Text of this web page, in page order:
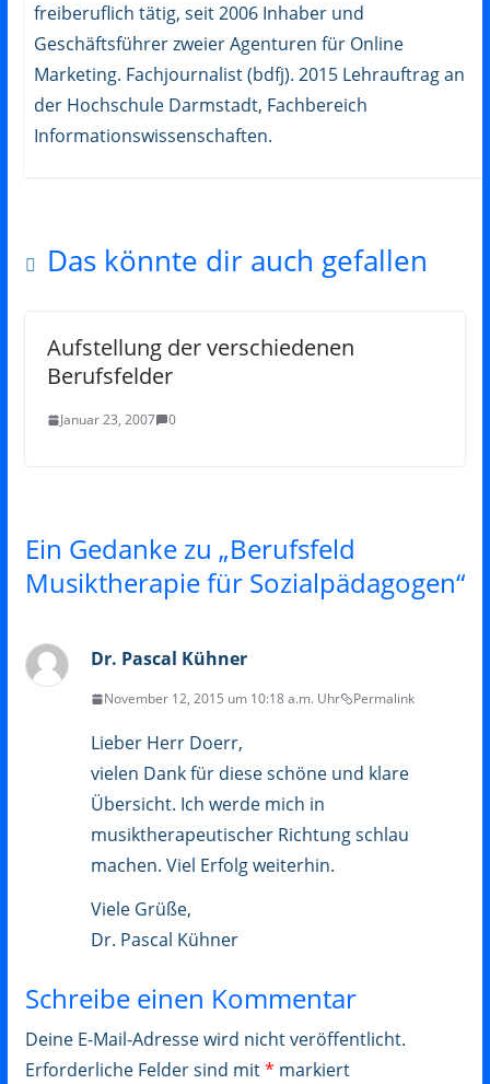
freiberuflich tätig, seit 2006 Inhaber und
Geschäftsführer zweier Agenturen für Online
Marketing. Fachjournalist (bdfj). 2015 Lehrauftrag an
der Hochschule Darmstadt, Fachbereich
Informationswissenschaften.
Das könnte dir auch gefallen
Aufstellung der verschiedenen
Berufsfelder
Januar 23, 2007 0
Ein Gedanke zu „Berufsfeld
Musiktherapie für Sozialpädagogen“
Dr. Pascal Kühner
November 12, 2015 um 10:18 a.m. Uhr Permalink
Lieber Herr Doerr,
vielen Dank für diese schöne und klare
Übersicht. Ich werde mich in
musiktherapeutischer Richtung schlau
machen. Viel Erfolg weiterhin.
Viele Grüße,
Dr. Pascal Kühner
Schreibe einen Kommentar
Deine E-Mail-Adresse wird nicht veröffentlicht.
Erforderliche Felder sind mit* markiert